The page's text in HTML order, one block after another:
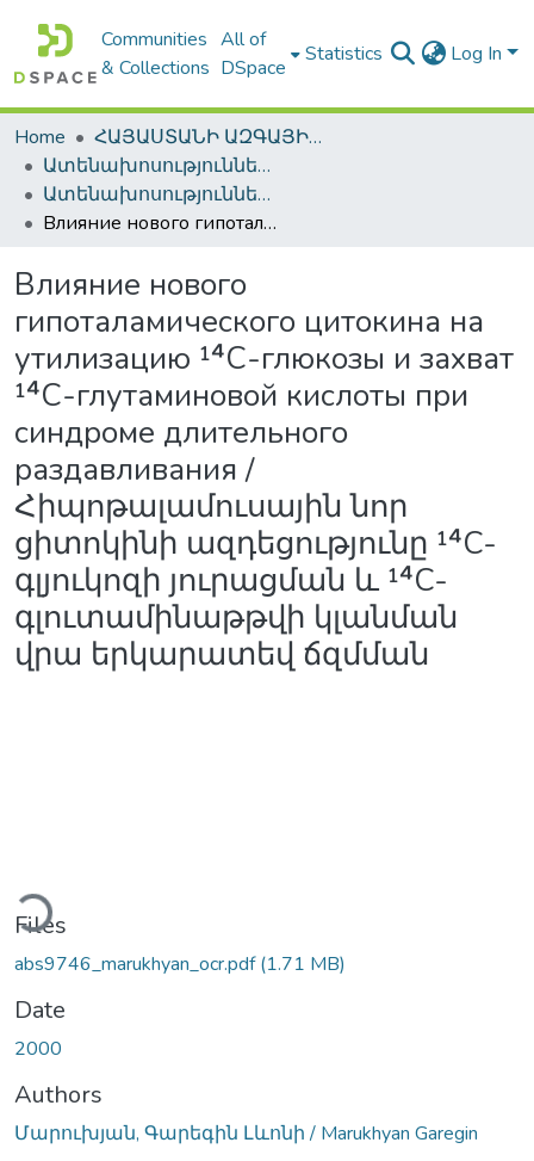
Communities
& Collections
All of
DSpace
Statistics Log In
Home
ՀԱՅԱՍՏԱՆԻ ԱԶԳԱՅԻՆ ԳՐԱԴԱՐԱՆԻ ԹՎԱՅԻՆ ՊԱՀՈՑ / DIGITAL REPOSITORY OF NLA
Ատենախոսություններ և սեղմագրեր / Theses & Abstracts
Ատենախոսություններ և սեղմագրեր / Theses & Abstracts
Влияние нового гипоталамического цитокина на утилизацию ¹⁴С-глюкозы и захват ¹⁴С-глутаминовой кислоты при синдроме длительного раздавливания / Հիպոթալամուսային նոր ցիտոկինի ազդեցությունը ¹⁴C- գլյուկոզի յուրացման և ¹⁴C-գլուտամինաթթվի կլանման վրա երկարատեվ ճզմման
Влияние нового
гипоталамического цитокина на
утилизацию ¹⁴С-глюкозы и захват
¹⁴С-глутаминовой кислоты при
синдроме длительного
раздавливания /
Հիպոթալամուսային նոր
ցիտոկինի ազդեցությունը ¹⁴C-
գլյուկոզի յուրացման և ¹⁴C-
գլուտամինաթթվի կլանման
վրա երկարատեվ ճզմման
Files
abs9746_marukhyan_ocr.pdf(1.71 MB)
Date
2000
Authors
Մարուխյան, Գարեգին Լևոնի / Marukhyan Garegin